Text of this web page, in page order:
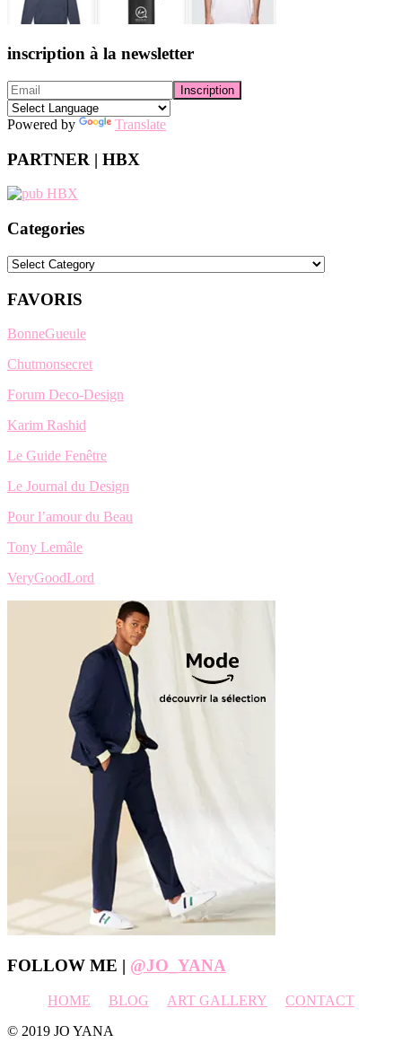
inscription à la newsletter
Powered by Translate
PARTNER | HBX
Categories
Categories
FAVORIS
BonneGueule
Chutmonsecret
Forum Deco-Design
Karim Rashid
Le Guide Fenêtre
Le Journal du Design
Pour l’amour du Beau
Tony Lemâle
VeryGoodLord
Footer
FOLLOW ME | @JO_YANA
HOME BLOG ART GALLERY
CONTACT
© 2019 JO YANA